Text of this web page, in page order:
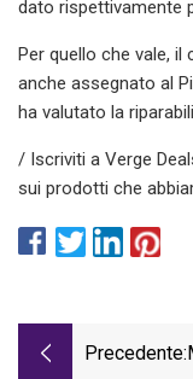
dato rispettivamente
Per quello che vale, il
anche assegnato al
ha valutato la
/ Iscriviti a Verge
sui prodotti che
Precedente: